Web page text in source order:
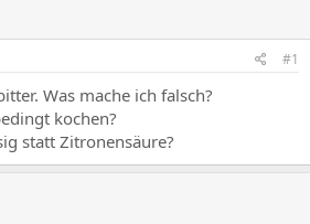
#1
Was mache ich falsch?
kochen?
statt Zitronensäure?